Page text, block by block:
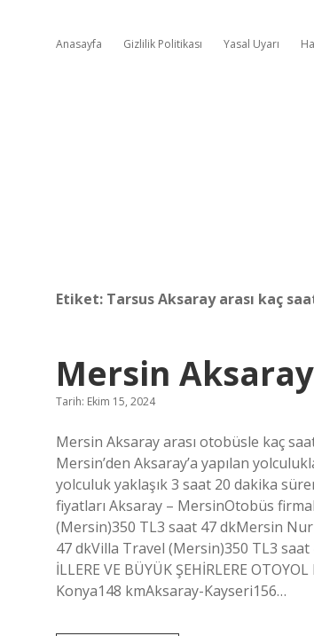
Anasayfa Gizlilik Politikası Yasal Uyarı
Etiket: Tarsus Aksaray arası kaç
Mersin
Tarih: Ekim 15, 2024
Mersin Aksaray arası otobüsle kaç
Mersin’den Aksaray’a yapılan
yolculuk yaklaşık 3 saat 20 dakika
fiyatları Aksaray – MersinOtobüs
(Mersin)350 TL3 saat 47 dkMersin
47 dkVilla Travel (Mersin)350 TL3 saat
İLLERE VE BÜYÜK ŞEHİRLERE
Konya148 kmAksaray-Kayseri156…